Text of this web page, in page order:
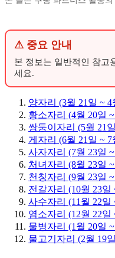
⚠ 중요 안내
본 정보는 일반적인 참고
세요.
양자리 (3월 21일 ~ 4
황소자리 (4월 20일
쌍둥이자리 (5월 21
게자리 (6월 21일 ~ 7
사자자리 (7월 23일
처녀자리 (8월 23일
천칭자리 (9월 23일
전갈자리 (10월 23일
사수자리 (11월 22일
염소자리 (12월 22일
물병자리 (1월 20일
물고기자리 (2월 19